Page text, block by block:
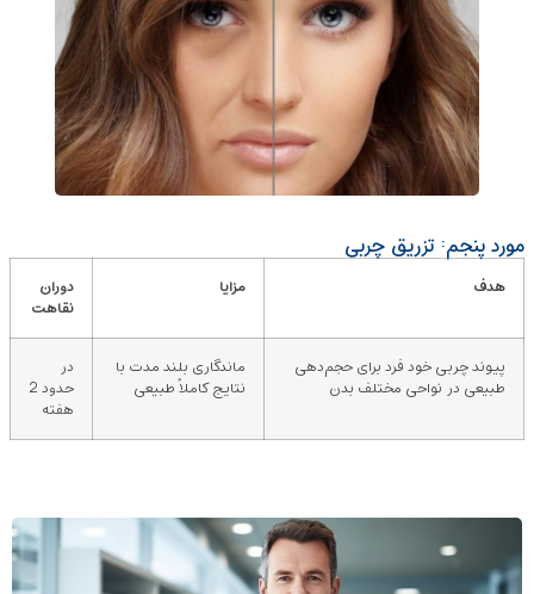
مورد پنجم: تزریق چربی
هدف مزایا
دوران
نقاهت
پیوند چربی خود فرد برای حجم‌دهی
طبیعی در نواحی مختلف بدن
ماندگاری بلند مدت با
نتایج کاملاً طبیعی
در
حدود 2
هفته